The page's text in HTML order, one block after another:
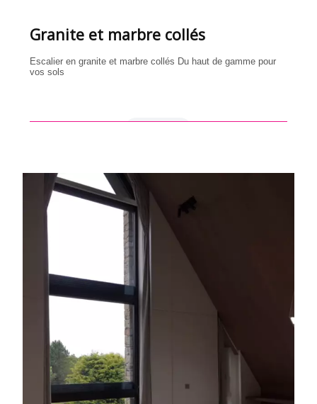
Granite et marbre collés
Escalier en granite et marbre collés Du haut de gamme pour
vos sols